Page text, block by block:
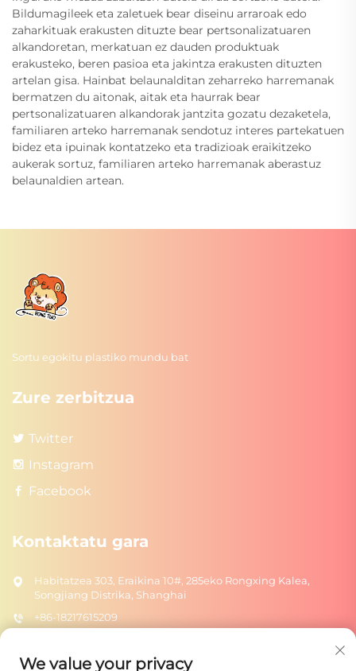
Bildumagileek eta zaletuek bear diseinu arraroak edo
zaharkituak erakusten dituzte bear pertsonalizatuaren
alkandoretan, merkatuan ez dauden produktuak
erakusteko, beren pasioa eta jakintza erakusten dituzten
artelan gisa. Hainbat belaunalditan zeharreko harremanak
bermatzen du aitonak, aitak eta haurrak bear
pertsonalizatuaren alkandorak jantzita gozatu dezaketela,
familiaren arteko harremanak sendotuz interes partekatuen
bidez eta ipuinak kontatzeko eta tradizioak eraikitzeko
aukerak sortuz, familiaren arteko harremanak aberastuz
belaunaldien artean.
Sortu egokitu plastiko mundu bat
Zure zerbitzua
Twitter
Instagram
Facebook
Kontaktatu gara
Habitatzea 303, Eraikina 10#, 285eko Rongxing Kalea,
Songjiang Distrika, Shanghai
+86-18217615209
We value your privacy